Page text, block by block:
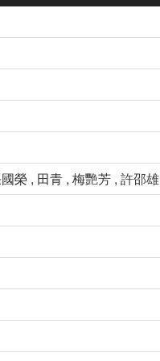
榮 , 田青 , 梅艷芳 , 許邵雄